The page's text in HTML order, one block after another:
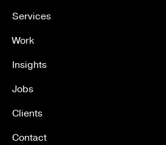
Services
Work
Insights
Jobs
Clients
Contact